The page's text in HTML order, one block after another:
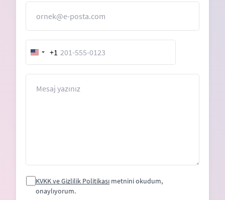
United
States
+1
KVKK ve Gizlilik Politikası metnini okudum,
onaylıyorum.